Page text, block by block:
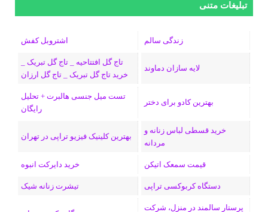
تبلیغات متنی
زندگی سالم اشتروبل کفش
لایه سازان دماوند
تاج گل افتتاحیه _ تاج گل تبریک _
خرید تاج گل تبریک _ تاج گل ارزان
بهترین کادو برای دختر
تست میل جنسی هالبرت + تحلیل
رایگان
خرید قسطی لباس زنانه و
مردانه
بهترین کلینیک فیزیو تراپی در تهران
قیمت سمعک اتیکن خرید دایرکت انبوه
دستگاه کربوکسی تراپی تیشرت زنانه شیک
پرستار سالمند در منزل، شرکت